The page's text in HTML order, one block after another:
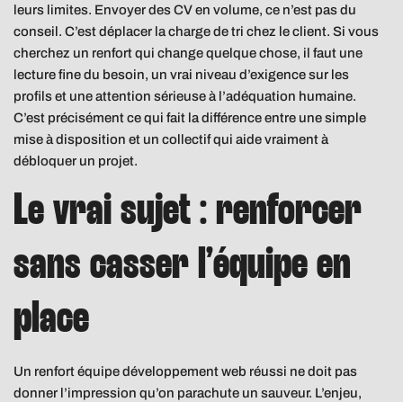
leurs limites. Envoyer des CV en volume, ce n’est pas du
conseil. C’est déplacer la charge de tri chez le client. Si vous
cherchez un renfort qui change quelque chose, il faut une
lecture fine du besoin, un vrai niveau d’exigence sur les
profils et une attention sérieuse à l’adéquation humaine.
C’est précisément ce qui fait la différence entre une simple
mise à disposition et un collectif qui aide vraiment à
débloquer un projet.
Le vrai sujet : renforcer
sans casser l’équipe en
place
Un renfort équipe développement web réussi ne doit pas
donner l’impression qu’on parachute un sauveur. L’enjeu,